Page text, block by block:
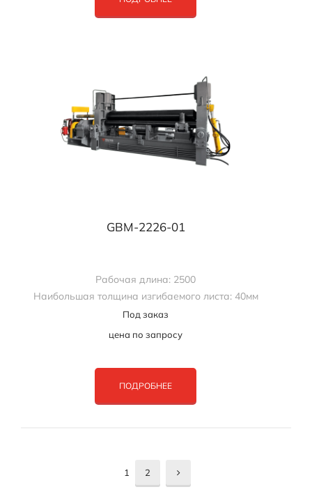
GBM-2226-01
Рабочая длина: 2500
Наибольшая толщина изгибаемого листа: 40мм
Под заказ
цена по запросу
ПОДРОБНЕЕ
1 2